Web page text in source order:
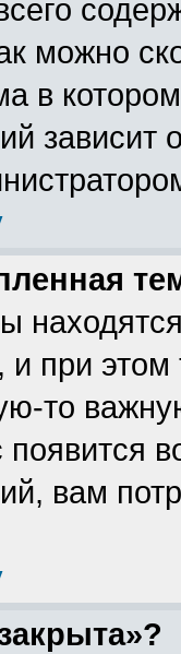
можно
в
зависит
при
то
появится
вам